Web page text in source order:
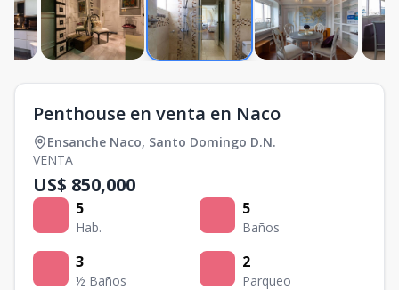
Penthouse en venta en Naco
Ensanche Naco, Santo Domingo D.N.
VENTA
US$ 850,000
5
Hab.
5
Baños
3
½ Baños
2
Parqueo